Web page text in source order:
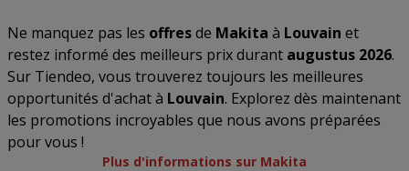
Ne manquez pas les offresde Makita à Louvain et
restez informé des meilleurs prix durant augustus 2026.
Sur Tiendeo, vous trouverez toujours les meilleures
opportunités d'achat à Louvain. Explorez dès maintenant
les promotions incroyables que nous avons préparées
pour vous !
Plus d'informations sur Makita